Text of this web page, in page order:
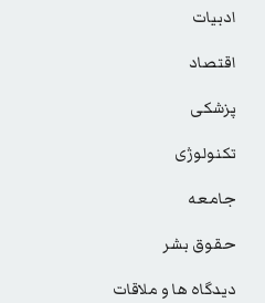
ادبیات
اقتصاد
پزشکی
تکنولوژی
جامعه
حقوق بشر
دیدگاه ها و ملاقات